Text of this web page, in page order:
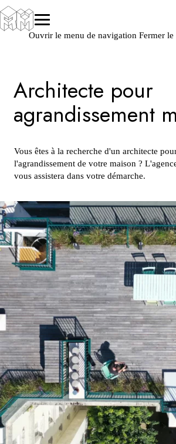
Ouvrir le menu de navigation Fermer
Architecte pour
agrandissement
Vous êtes à la recherche d'un architecte
l'agrandissement de votre maison ?
vous assistera dans votre démarche.